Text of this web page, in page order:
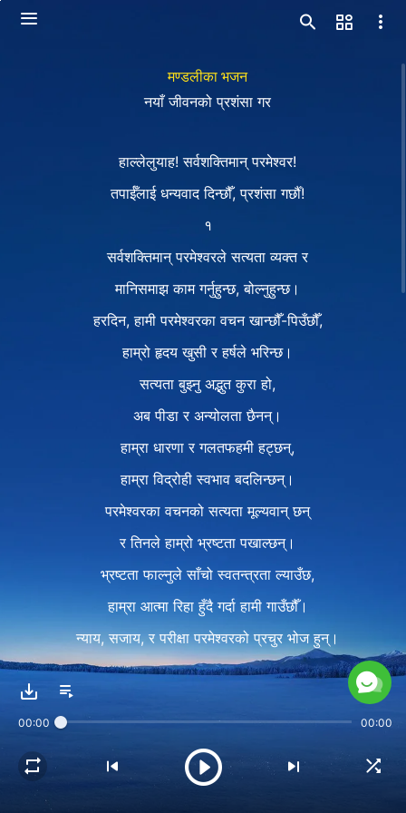
मण्डलीका भजन
नयाँ जीवनको प्रशंसा गर
हाल्‍लेलुयाह! सर्वशक्तिमान्‌ परमेश्‍वर!
तपाईँलाई धन्यवाद दिन्छौँ, प्रशंसा गर्छौँ!
१
सर्वशक्तिमान् परमेश्‍वरले सत्यता व्यक्त र
मानिसमाझ काम गर्नुहुन्छ, बोल्नुहुन्छ।
हरदिन, हामी परमेश्‍वरका वचन खान्छौँ-पिउँछौँ,
हाम्रो हृदय खुसी र हर्षले भरिन्छ।
सत्यता बुझ्नु अद्भुत कुरा हो,
अब पीडा र अन्योलता छैनन्।
हाम्रा धारणा र गलतफहमी हट्छन्,
हाम्रा विद्रोही स्वभाव बदलिन्छन्।
परमेश्‍वरका वचनको सत्यता मूल्यवान् छन्
र तिनले हाम्रो भ्रष्टता पखाल्छन्।
भ्रष्टता फाल्नुले साँचो स्वतन्त्रता ल्याउँछ,
हाम्रा आत्मा रिहा हुँदै गर्दा हामी गाउँछौँ।
न्याय, सजाय, र परीक्षा परमेश्‍वरको प्रचुर भोज हुन्।
हाम्रो जीवन बिस्तारै बढ्छ,
२
00:00 00:00